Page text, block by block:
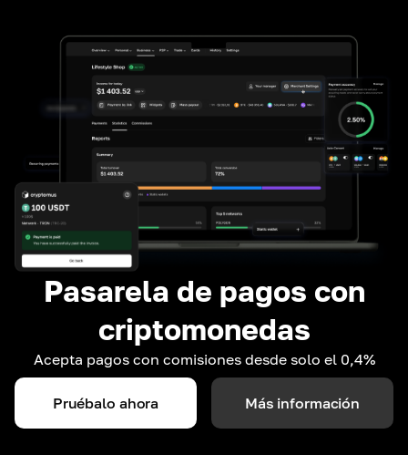
Pasarela de pagos con
criptomonedas
Acepta pagos con comisiones desde solo el 0,4%
Pruébalo ahora Más información